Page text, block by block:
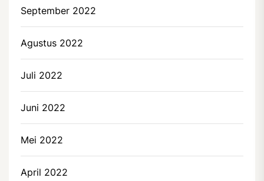
September 2022
Agustus 2022
Juli 2022
Juni 2022
Mei 2022
April 2022